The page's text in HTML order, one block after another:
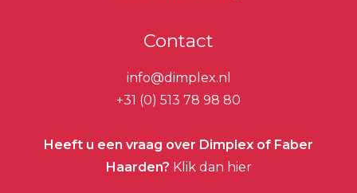
Contact
info@dimplex.nl
+31 (0) 513 78 98 80
Heeft u een vraag over Dimplex of Faber
Haarden? Klik dan hier